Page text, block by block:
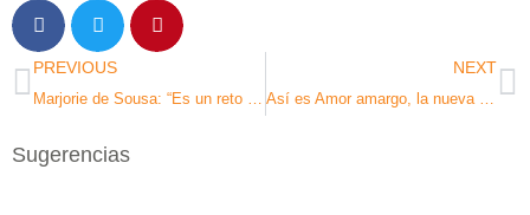
PREVIOUS NEXT
Sugerencias